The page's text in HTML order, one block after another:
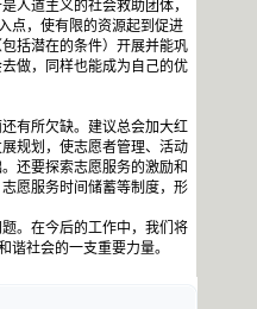
道主义的社会救助团体，
点，使有限的资源起到促进
括潜在的条件）开展并能巩
做，同样也能成为自己的优
有所欠缺。建议总会加大红
规划，使志愿者管理、活动
还要探索志愿服务的激励和
愿服务时间储蓄等制度，形
。在今后的工作中，我们将
谐社会的一支重要力量。